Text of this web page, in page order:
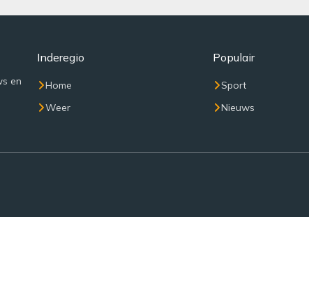
en
Inderegio
Home
Weer
Populair
Sport
Nieuws